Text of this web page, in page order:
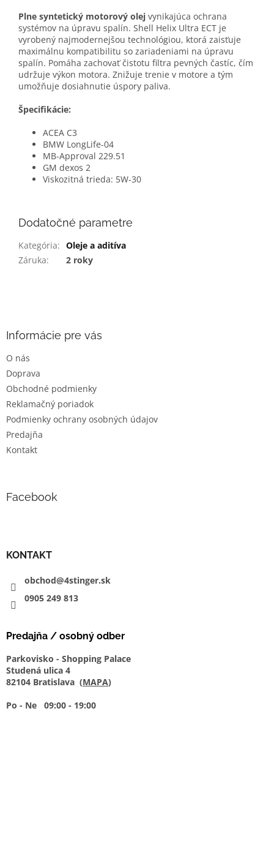
Plne syntetický motorový olej vynikajúca ochrana
systémov na úpravu spalín. Shell Helix Ultra ECT je
vyrobený najmodernejšou technológiou, ktorá zaisťuje
maximálnu kompatibilitu so zariadeniami na úpravu
spalín. Pomáha zachovať čistotu filtra pevných častíc, čím
udržuje výkon motora. Znižuje trenie v motore a tým
umožňuje dosiahnutie úspory paliva.
Špecifikácie:
ACEA C3
BMW LongLife-04
MB-Approval 229.51
GM dexos 2
Viskozitná trieda: 5W-30
Dodatočné parametre
Kategória: Oleje a aditíva
Záruka: 2 roky
Informácie pre vás
O nás
Doprava
Obchodné podmienky
Reklamačný poriadok
Podmienky ochrany osobných údajov
Predajňa
Kontakt
Facebook
KONTAKT
obchod@4stinger.sk
0905 249 813
Predajňa / osobný odber
Parkovisko - Shopping Palace
Studená ulica 4
82104 Bratislava (MAPA)
Po - Ne 09:00 - 19:00